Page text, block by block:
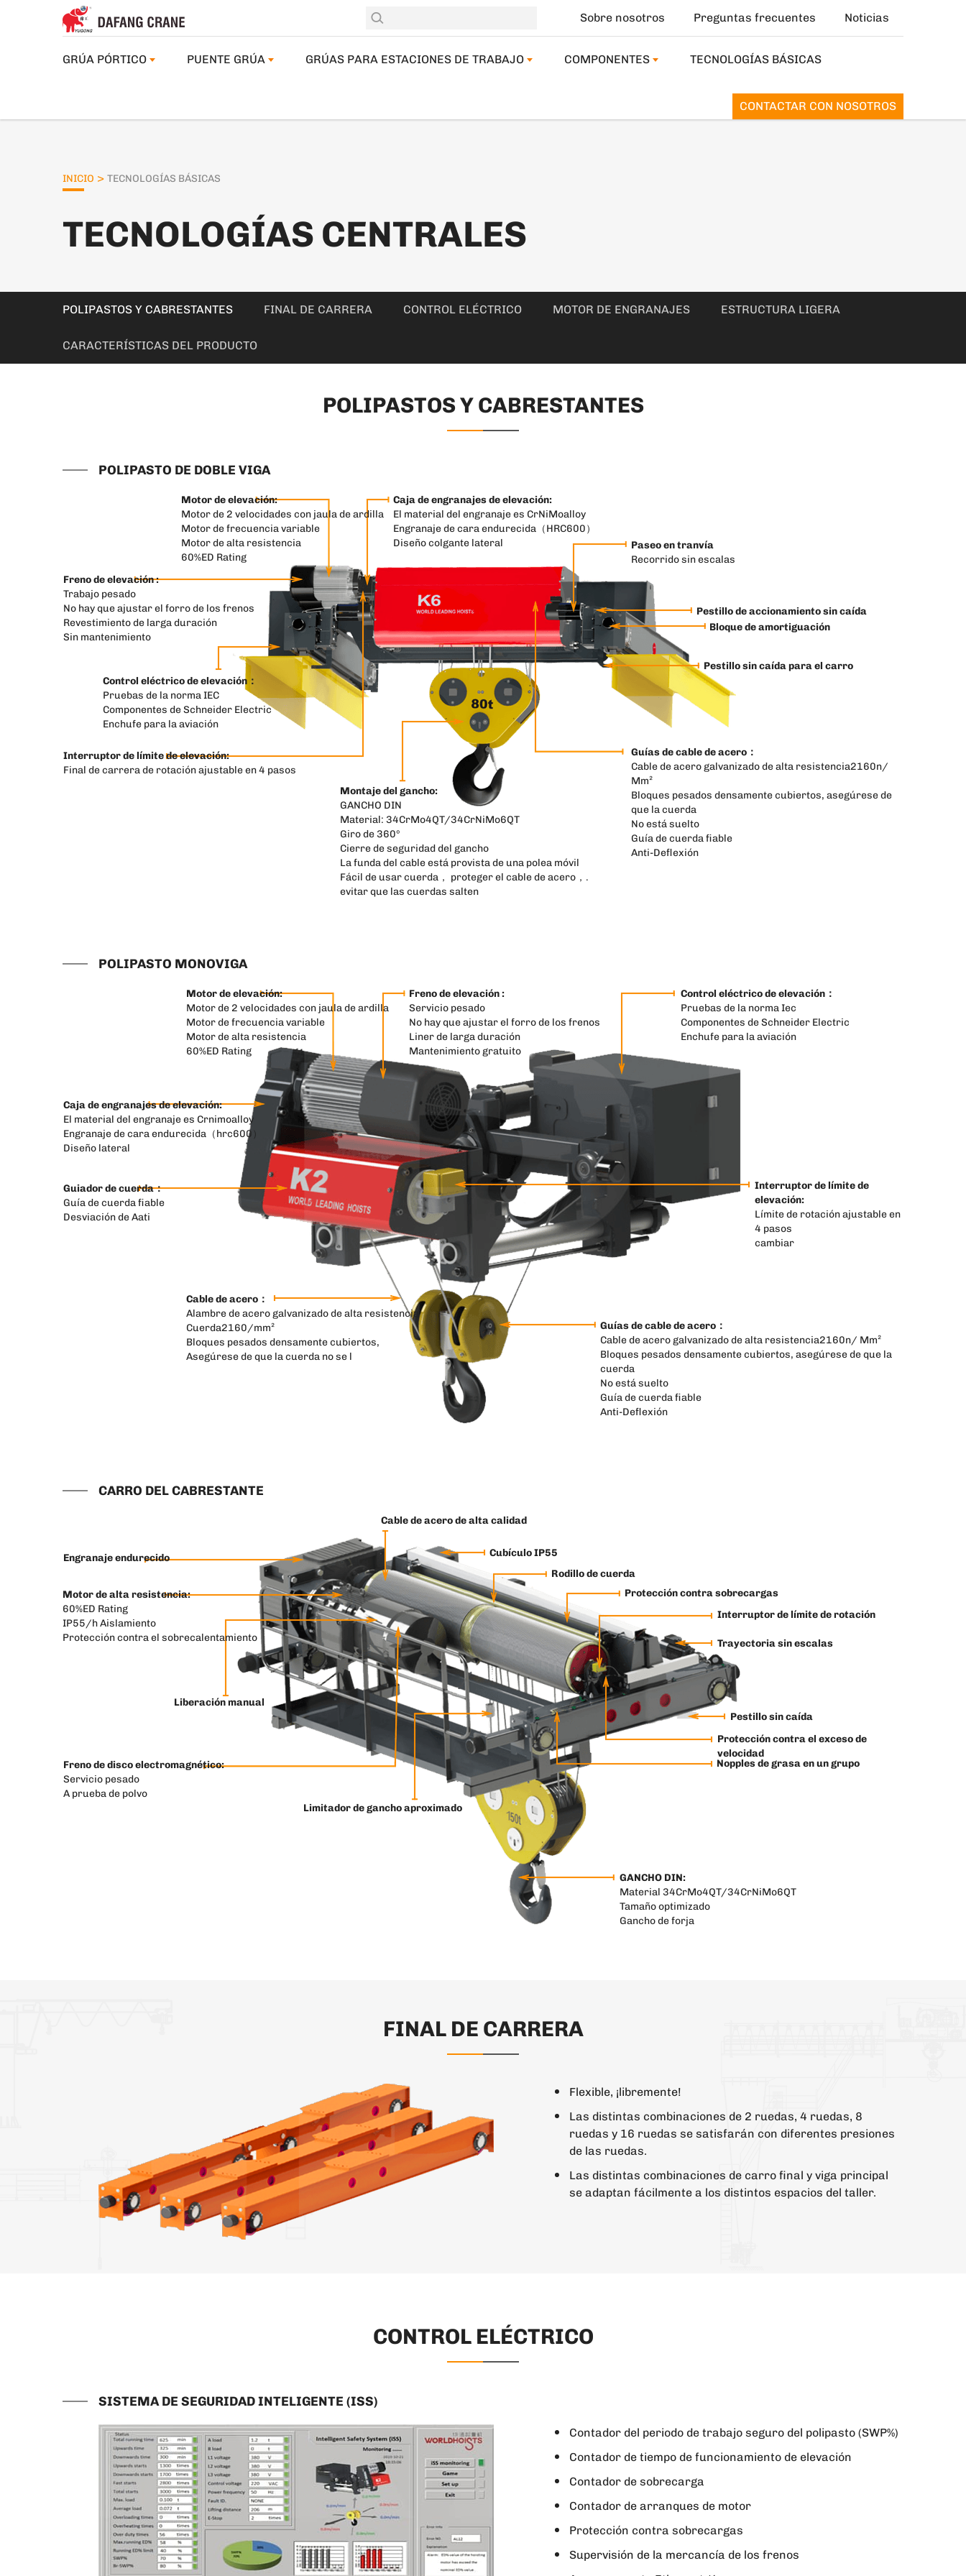
Sobre nosotros Preguntas frecuentes Noticias
GRÚA PÓRTICO PUENTE GRÚA GRÚAS PARA ESTACIONES DE TRABAJO COMPONENTES TECNOLOGÍAS BÁSICAS
CONTACTAR CON NOSOTROS
INICIO > TECNOLOGÍAS BÁSICAS
TECNOLOGÍAS CENTRALES
POLIPASTOS Y CABRESTANTES FINAL DE CARRERA CONTROL ELÉCTRICO MOTOR DE ENGRANAJES ESTRUCTURA LIGERA
CARACTERÍSTICAS DEL PRODUCTO
POLIPASTOS Y CABRESTANTES
POLIPASTO DE DOBLE VIGA
Motor de elevación:
Motor de 2 velocidades con jaula de ardilla
Motor de frecuencia variable
Motor de alta resistencia
60%ED Rating
Caja de engranajes de elevación:
El material del engranaje es CrNiMoalloy
Engranaje de cara endurecida（HRC600）
Diseño colgante lateral
Paseo en tranvía
Recorrido sin escalas
Pestillo de accionamiento sin caída
Bloque de amortiguación
Pestillo sin caída para el carro
Guías de cable de acero：
Cable de acero galvanizado de alta resistencia2160n/
Mm²
Bloques pesados densamente cubiertos, asegúrese de
que la cuerda
No está suelto
Guía de cuerda fiable
Anti-Deflexión
Montaje del gancho:
GANCHO DIN
Material: 34CrMo4QT/34CrNiMo6QT
Giro de 360º
Cierre de seguridad del gancho
La funda del cable está provista de una polea móvil
Fácil de usar cuerda， proteger el cable de acero，.
evitar que las cuerdas salten
Interruptor de límite de elevación:
Final de carrera de rotación ajustable en 4 pasos
Control eléctrico de elevación：
Pruebas de la norma IEC
Componentes de Schneider Electric
Enchufe para la aviación
Freno de elevación :
Trabajo pesado
No hay que ajustar el forro de los frenos
Revestimiento de larga duración
Sin mantenimiento
POLIPASTO MONOVIGA
Motor de elevación:
Motor de 2 velocidades con jaula de ardilla
Motor de frecuencia variable
Motor de alta resistencia
60%ED Rating
Freno de elevación :
Servicio pesado
No hay que ajustar el forro de los frenos
Liner de larga duración
Mantenimiento gratuito
Control eléctrico de elevación：
Pruebas de la norma Iec
Componentes de Schneider Electric
Enchufe para la aviación
Interruptor de límite de
elevación:
Límite de rotación ajustable en
4 pasos
cambiar
Guías de cable de acero：
Cable de acero galvanizado de alta resistencia2160n/ Mm²
Bloques pesados densamente cubiertos, asegúrese de que la
cuerda
No está suelto
Guía de cuerda fiable
Anti-Deflexión
Cable de acero：
Alambre de acero galvanizado de alta resistencia
Cuerda2160/mm²
Bloques pesados densamente cubiertos,
Asegúrese de que la cuerda no se l
Guiador de cuerda：
Guía de cuerda fiable
Desviación de Aati
Caja de engranajes de elevación:
El material del engranaje es Crnimoalloy
Engranaje de cara endurecida（hrc600）
Diseño lateral
CARRO DEL CABRESTANTE
Cable de acero de alta calidad
Cubículo IP55
Rodillo de cuerda
Protección contra sobrecargas
Interruptor de límite de rotación
Trayectoria sin escalas
Pestillo sin caída
Protección contra el exceso de
velocidad
Nopples de grasa en un grupo
GANCHO DIN:
Material 34CrMo4QT/34CrNiMo6QT
Tamaño optimizado
Gancho de forja
Limitador de gancho aproximado
Freno de disco electromagnético:
Servicio pesado
A prueba de polvo
Liberación manual
Motor de alta resistencia:
60%ED Rating
IP55/h Aislamiento
Protección contra el sobrecalentamiento
Engranaje endurecido
FINAL DE CARRERA
Flexible, ¡libremente!
Las distintas combinaciones de 2 ruedas, 4 ruedas, 8
ruedas y 16 ruedas se satisfarán con diferentes presiones
de las ruedas.
Las distintas combinaciones de carro final y viga principal
se adaptan fácilmente a los distintos espacios del taller.
CONTROL ELÉCTRICO
SISTEMA DE SEGURIDAD INTELIGENTE (ISS)
Contador del periodo de trabajo seguro del polipasto (SWP%)
Contador de tiempo de funcionamiento de elevación
Contador de sobrecarga
Contador de arranques de motor
Protección contra sobrecargas
Supervisión de la mercancía de los frenos